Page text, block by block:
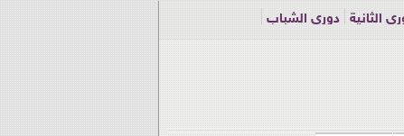
الثانية
دوري الشباب